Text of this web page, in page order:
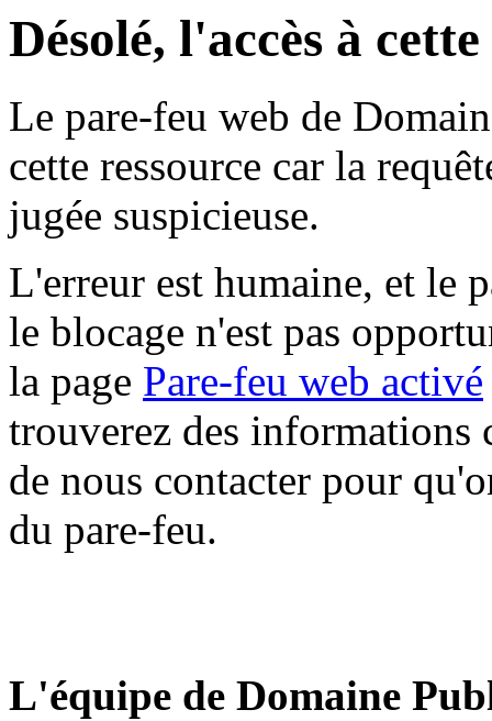
Désolé, l'accès à
Le pare-feu web de
cette ressource car la
jugée suspicieuse.
L'erreur est humaine, et le
le blocage n'est pas
la page Pare-feu web activé
trouverez des informations
de nous contacter pour
du pare-feu.
L'équipe de Domaine